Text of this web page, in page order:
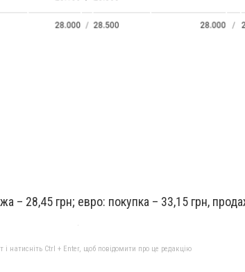
– 28,45 грн; евро: покупка – 33,15 грн,
натисніть Ctrl + Enter, щоб повідомити про це редакцію